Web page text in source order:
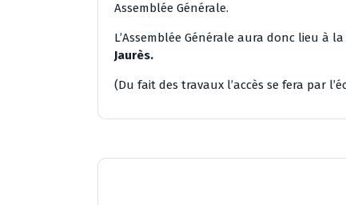
Assemblée Générale.
L’Assemblée Générale aura donc lieu à la
Jaurès.
(Du fait des travaux l’accès se fera par